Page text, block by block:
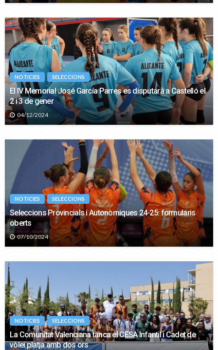
NOTICIES SELECCIONS
El IV Memorial José García Parres es disputarà a Castelló el
2 i 3 de gener
04/12/2024
NOTICIES SELECCIONS
Seleccions Provincials i Autonòmiques 24-25: formularis
oberts
07/10/2024
NOTICIES SELECCIONS
La Comunitat Valenciana tanca el CESA Infantil i Cadet de
vòlei platja amb dos ors